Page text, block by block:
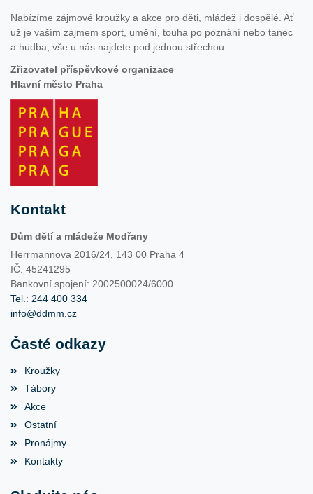
Nabízíme zájmové kroužky a akce pro děti, mládež i dospělé. Ať
už je vaším zájmem sport, umění, touha po poznání nebo tanec
a hudba, vše u nás najdete pod jednou střechou.
Zřizovatel příspěvkové organizace
Hlavní město Praha
Kontakt
Dům dětí a mládeže Modřany
Herrmannova 2016/24, 143 00 Praha 4
IČ: 45241295
Bankovní spojení: 2002500024/6000
Tel.: 244 400 334
info@ddmm.cz
Časté odkazy
Kroužky
Tábory
Akce
Ostatní
Pronájmy
Kontakty